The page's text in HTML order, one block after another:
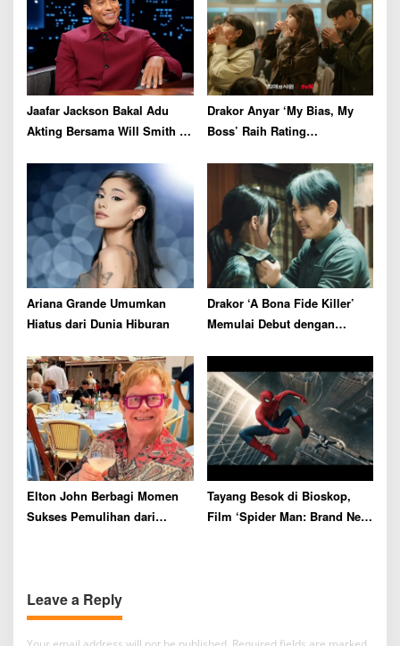
t
i
o
n
Jaafar Jackson Bakal Adu
Akting Bersama Will Smith di
Drakor Anyar ‘My Bias, My
Boss’ Raih Rating
Ariana Grande Umumkan
Hiatus dari Dunia Hiburan
Drakor ‘A Bona Fide Killer’
Memulai Debut dengan
Elton John Berbagi Momen
Sukses Pemulihan dari
Tayang Besok di Bioskop,
Film ‘Spider Man: Brand New
Leave a Reply